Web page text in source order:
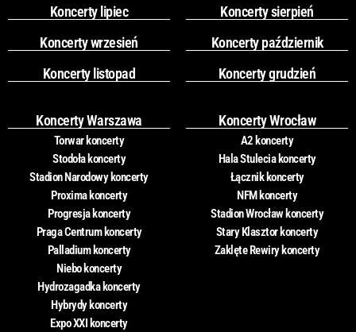
Koncerty lipiec
Koncerty sierpień
Koncerty wrzesień
Koncerty październik
Koncerty listopad
Koncerty grudzień
Koncerty Warszawa
Torwar koncerty
Stodoła koncerty
Stadion Narodowy koncerty
Proxima koncerty
Progresja koncerty
Praga Centrum koncerty
Palladium koncerty
Niebo koncerty
Hydrozagadka koncerty
Hybrydy koncerty
Expo XXI koncerty
Koncerty Wrocław
A2 koncerty
Hala Stulecia koncerty
Łącznik koncerty
NFM koncerty
Stadion Wrocław koncerty
Stary Klasztor koncerty
Zaklęte Rewiry koncerty